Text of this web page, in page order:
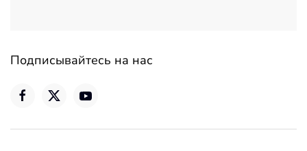
Подписывайтесь на нас